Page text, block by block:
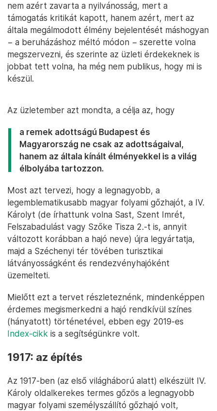
nem azért zavarta a nyilvánosság, mert a
támogatás kritikát kapott, hanem azért, mert az
általa megálmodott élmény bejelentését máshogyan
− a beruházáshoz méltó módon − szerette volna
megszervezni, és szerinte az üzleti érdekeknek is
jobbat tett volna, ha még nem publikus, hogy mi is
készül.
Az üzletember azt mondta, a célja az, hogy
a remek adottságú Budapest és
Magyarország ne csak az adottságaival,
hanem az általa kínált élményekkel is a világ
élbolyába tartozzon.
Most azt tervezi, hogy a legnagyobb, a
legemblematikusabb magyar folyami gőzhajót, a IV.
Károlyt (de írhattunk volna Sast, Szent Imrét,
Felszabadulást vagy Szőke Tisza 2.-t is, annyit
változott korábban a hajó neve) újra legyártatja,
majd a Széchenyi tér tövében turisztikai
látványosságként és rendezvényhajóként
üzemelteti.
Mielőtt ezt a tervet részleteznénk, mindenképpen
érdemes megismerkedni a hajó rendkívül színes
(hányatott) történetével, ebben egy 2019-es
Index-cikk is a segítségünkre volt.
1917: az építés
Az 1917-ben (az első világháború alatt) elkészült IV.
Károly oldalkerekes termes gőzös a legnagyobb
magyar folyami személyszállító gőzhajó volt,